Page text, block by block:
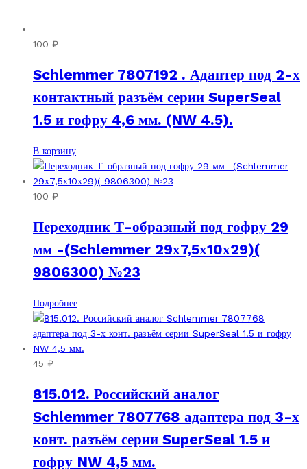
100 ₽
Schlemmer 7807192 . Адаптер под 2-х
контактный разъём серии SuperSeal
1.5 и гофру 4,6 мм. (NW 4.5).
В корзину
100 ₽
Переходник Т-образный под гофру 29
мм -(Schlemmer 29х7,5х10х29)(
9806300) №23
Подробнее
45 ₽
815.012. Российский аналог
Schlemmer 7807768 адаптера под 3-х
конт. разъём серии SuperSeal 1.5 и
гофру NW 4,5 мм.